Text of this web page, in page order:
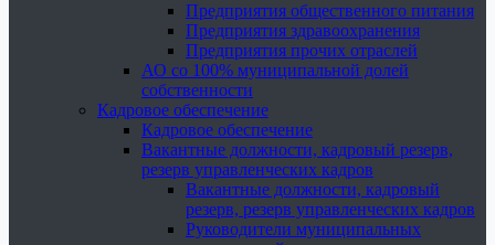
Предприятия общественного питания
Предприятия здравоохранения
Предприятия прочих отраслей
АО со 100% муниципальной долей
собственности
Кадровое обеспечение
Кадровое обеспечение
Вакантные должности, кадровый резерв,
резерв управленческих кадров
Вакантные должности, кадровый
резерв, резерв управленческих кадров
Руководители муниципальных